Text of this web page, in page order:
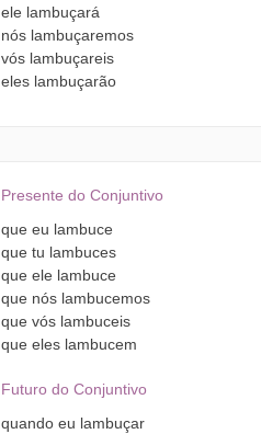
ele lambuçará
nós lambuçaremos
vós lambuçareis
eles lambuçarão
Presente do Conjuntivo
que eu lambuce
que tu lambuces
que ele lambuce
que nós lambucemos
que vós lambuceis
que eles lambucem
Futuro do Conjuntivo
quando eu lambuçar